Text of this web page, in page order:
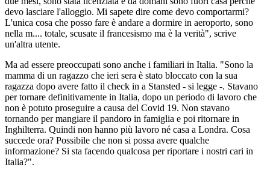
devo lasciare l'alloggio. Mi sapete dire come devo comportarmi?
L'unica cosa che posso fare è andare a dormire in aeroporto, sono
nella m.... totale, scusate il francesismo ma è la verità", scrive
un'altra utente.
Ma ad essere preoccupati sono anche i familiari in Italia. "Sono la
mamma di un ragazzo che ieri sera è stato bloccato con la sua
ragazza dopo avere fatto il check in a Stansted - si legge -. Stavano
per tornare definitivamente in Italia, dopo un periodo di lavoro che
non è potuto proseguire a causa del Covid 19. Non stavano
tornando per mangiare il pandoro in famiglia e poi ritornare in
Inghilterra. Quindi non hanno più lavoro né casa a Londra. Cosa
succede ora? Possibile che non si possa avere qualche
informazione? Si sta facendo qualcosa per riportare i nostri cari in
Italia?".